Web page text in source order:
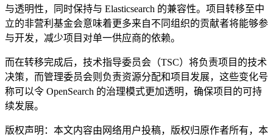
与透明性，同时保持与 Elasticsearch 的兼容性。项目转移至中
立的非营利基金会意味着更多来自不同组织的贡献者将能够参
与开发，减少项目对单一供应商的依赖。
而在转移完成后，技术指导委员会（TSC）将负责项目的技术
决策，而管理委员会则负责资源分配和项目发展，这些变化号
称可以令 OpenSearch 的治理模式更加透明，确保项目的可持
续发展。
版权声明：本文内容由网络用户投稿，版权归原作者所有，本